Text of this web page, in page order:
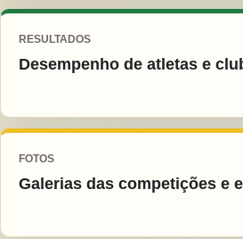
RESULTADOS
Desempenho de atletas e
FOTOS
Galerias das competições e